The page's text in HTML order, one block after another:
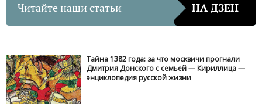
Читайте наши статьи НА ДЗЕН
Тайна 1382 года: за что москвичи прогнали
Дмитрия Донского с семьей — Кириллица —
энциклопедия русской жизни